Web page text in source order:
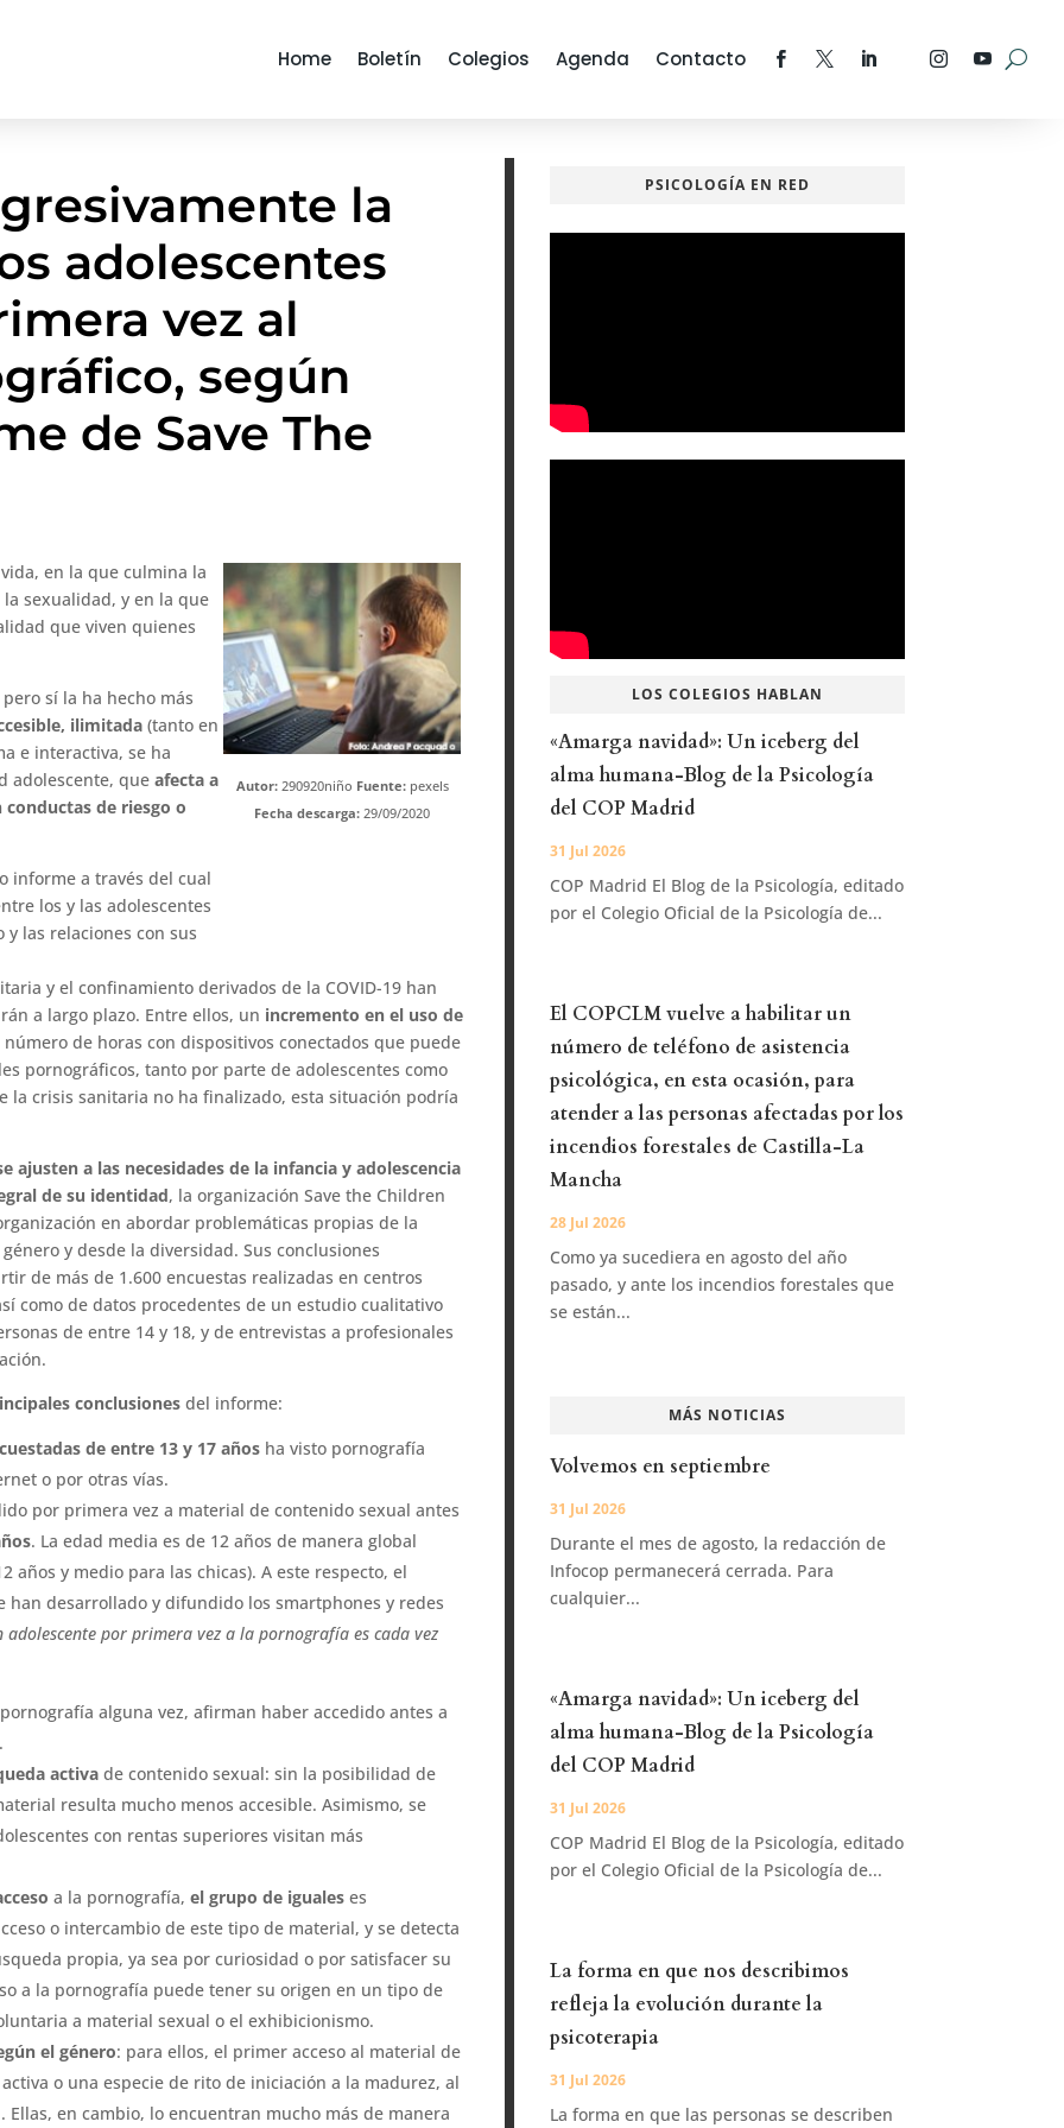
Home Boletín Colegios Agenda Contacto
la
adolescentes
vez al
según
de Save The
en la que culmina la
sexualidad, y en la que
que viven quienes
sí la ha hecho más
ilimitada (tanto en
e interactiva, se ha
adolescente, queafecta a
de riesgo o
informe a través del cual
los y las adolescentes
las relaciones con sus
Autor:290920niño Fuente: pexels
Fecha descarga: 29/09/2020
y el confinamiento derivados de la COVID-19 han
a largo plazo. Entre ellos, un incremento en el uso de
de horas con dispositivos conectados que puede
pornográficos, tanto por parte de adolescentes como
la crisis sanitaria no ha finalizado, esta situación podría
ajusten a las necesidades de la infancia y adolescencia
de su identidad, la organización Save the Children
en abordar problemáticas propias de la
y desde la diversidad. Sus conclusiones
de más de 1.600 encuestas realizadas en centros
como de datos procedentes de un estudio cualitativo
de entre 14 y 18, y de entrevistas a profesionales
conclusionesdel informe:
de entre 13 y 17 años ha visto pornografía
o por otras vías.
por primera vez a material de contenido sexual antes
. La edad media es de 12 años de manera global
años y medio para las chicas). A este respecto, el
han desarrollado y difundido los smartphones y redes
por primera vez a la pornografía es cada vez
alguna vez, afirman haber accedido antes a
activade contenido sexual: sin la posibilidad de
resulta mucho menos accesible. Asimismo, se
con rentas superiores visitan más
a la pornografía,el grupo de igualeses
o intercambio de este tipo de material, y se detecta
propia, ya sea por curiosidad o por satisfacer su
a la pornografía puede tener su origen en un tipo de
a material sexual o el exhibicionismo.
el género: para ellos, el primer acceso al material de
o una especie de rito de iniciación a la madurez, al
Ellas, en cambio, lo encuentran mucho más de manera
PSICOLOGÍA EN RED
LOS COLEGIOS HABLAN
«Amarga navidad»: Un iceberg del
alma humana-Blog de la Psicología
del COP Madrid
31 Jul 2026
COP Madrid El Blog de la Psicología, editado
por el Colegio Oficial de la Psicología de...
El COPCLM vuelve a habilitar un
número de teléfono de asistencia
psicológica, en esta ocasión, para
atender a las personas afectadas por los
incendios forestales de Castilla-La
Mancha
28 Jul 2026
Como ya sucediera en agosto del año
pasado, y ante los incendios forestales que
se están...
MÁS NOTICIAS
Volvemos en septiembre
31 Jul 2026
Durante el mes de agosto, la redacción de
Infocop permanecerá cerrada. Para
cualquier...
«Amarga navidad»: Un iceberg del
alma humana-Blog de la Psicología
del COP Madrid
31 Jul 2026
COP Madrid El Blog de la Psicología, editado
por el Colegio Oficial de la Psicología de...
La forma en que nos describimos
refleja la evolución durante la
psicoterapia
31 Jul 2026
La forma en que las personas se describen